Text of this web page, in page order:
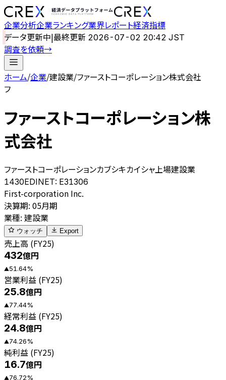
企業分析企業ランキング業界レポート経済指標
データ更新中|最終更新 2026-07-02 20:42 JST
調査を依頼→
ホーム/企業/建設業/ファーストコーポレーション株式会社
フ
ファーストコーポレーション株
式会社
ファーストコーポレーションカブシキカイシャ 上場建設業
1430EDINET: E31306
First-corporation Inc.
決算期: 05月期
業種: 建設業
ウォッチ Export
売上高 (FY25)
432億円
▲51.64%
営業利益 (FY25)
25.8億円
▲77.44%
経常利益 (FY25)
24.8億円
▲74.26%
純利益 (FY25)
16.7億円
▲76.72%